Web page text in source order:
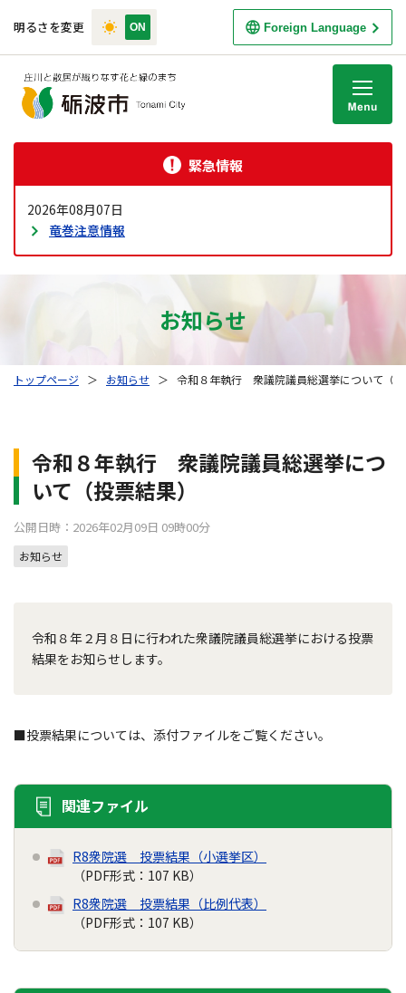
明るさを変更 Foreign Language
緊急情報
2026年08月07日
竜巻注意情報
お知らせ
トップページ ＞ お知らせ ＞ 令和８年執行 衆議院議員総選挙について（
令和８年執行 衆議院議員総選挙につ
いて（投票結果）
公開日時：2026年02月09日 09時00分
お知らせ
令和８年２月８日に行われた衆議院議員総選挙における投票
結果をお知らせします。
■投票結果については、添付ファイルをご覧ください。
関連ファイル
R8衆院選 投票結果（小選挙区）
（PDF形式：107 KB）
R8衆院選 投票結果（比例代表）
（PDF形式：107 KB）